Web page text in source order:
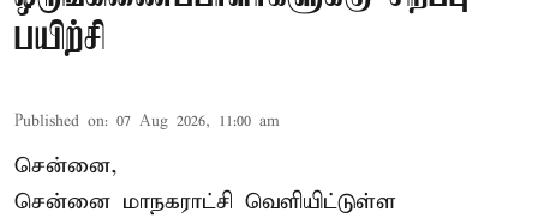
பயிற்சி
Published on: 07 Aug 2026, 11:00 am
சென்னை,
சென்னை மாநகராட்சி வெளியிட்டுள்ள